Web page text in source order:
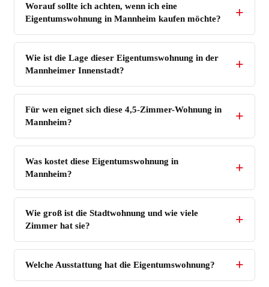
Worauf sollte ich achten, wenn ich eine
Eigentumswohnung in Mannheim kaufen möchte?
Wie ist die Lage dieser Eigentumswohnung in der
Mannheimer Innenstadt?
Für wen eignet sich diese 4,5-Zimmer-Wohnung in
Mannheim?
Was kostet diese Eigentumswohnung in
Mannheim?
Wie groß ist die Stadtwohnung und wie viele
Zimmer hat sie?
Welche Ausstattung hat die Eigentumswohnung?